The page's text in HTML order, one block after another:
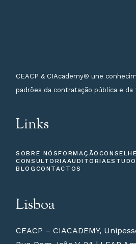
CEACP & CIAcademy® une
padrões da contratação pública e
Links
SOBRE NÓSFORMAÇÃO
CONSULTORIAAUDITORIA
BLOG CONTACTOS
Lisboa
CEACP – CIACADEMY,